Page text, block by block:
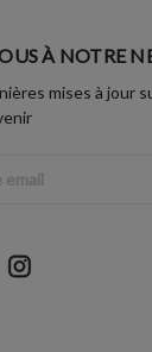
À NOTRE
mises à jour